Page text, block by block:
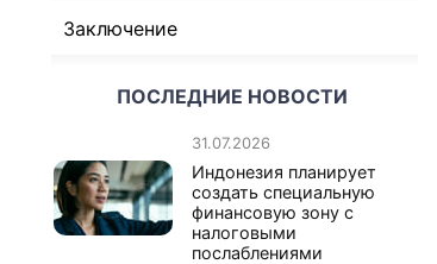
Заключение
ПОСЛЕДНИЕ НОВОСТИ
31.07.2026
Индонезия планирует
создать специальную
финансовую зону с
налоговыми
послаблениями